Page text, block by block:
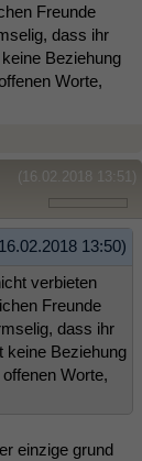
Freunde
dass ihr
Beziehung
Worte,
(16.02.2018 13:51)
13:50)
verbieten
Freunde
dass ihr
keine Beziehung
Worte,
einzige grund